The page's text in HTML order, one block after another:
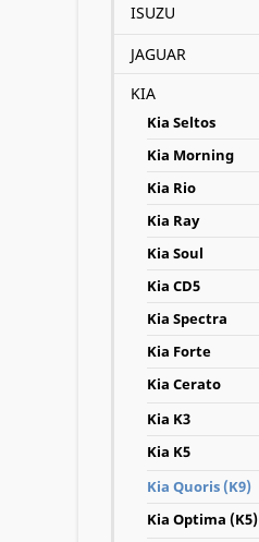
ISUZU
JAGUAR
KIA
Kia Seltos
Kia Morning
Kia Rio
Kia Ray
Kia Soul
Kia CD5
Kia Spectra
Kia Forte
Kia Cerato
Kia K3
Kia K5
Kia Quoris (K9)
Kia Optima (K5)